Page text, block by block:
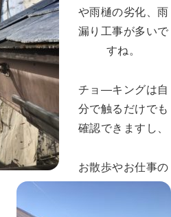
や雨樋の劣化、雨
漏り工事が多いで
すね。
チョ―キングは自
分で触るだけでも
確認できますし、
お散歩やお仕事の